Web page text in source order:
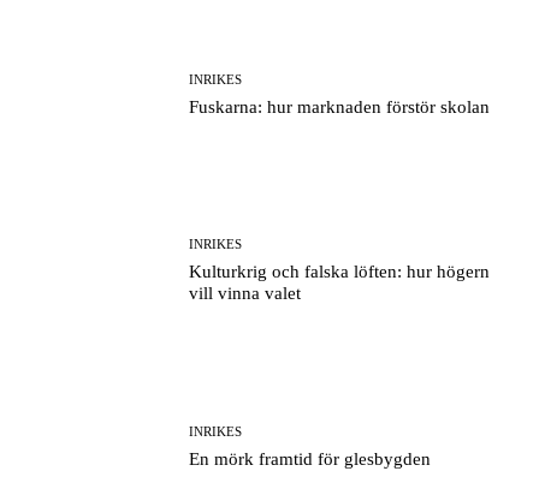
INRIKES
Fuskarna: hur marknaden förstör skolan
INRIKES
Kulturkrig och falska löften: hur högern
vill vinna valet
INRIKES
En mörk framtid för glesbygden